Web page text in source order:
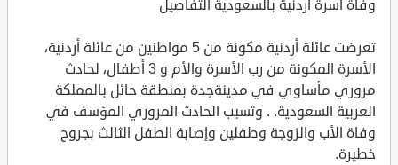
وفاة أسرة أردنية بالسعودية التفاصيل
تعرضت عائلة أردنية مكونة من 5 مواطنين من عائلة أردنية،
الأسرة المكونة من رب الأسرة والأم و 3 أطفال، لحادث
مروري مأساوي في مدينةجدة بمنطقة حائل بالمملكة
العربية السعودية. . وتسبب الحادث المروري المؤسف في
وفاة الأب والزوجة وطفلين وإصابة الطفل الثالث بجروح
خطيرة.